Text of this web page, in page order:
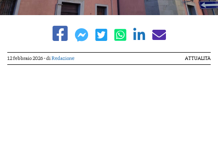
12 febbraio 2026- di Redazione ATTUALITÀ